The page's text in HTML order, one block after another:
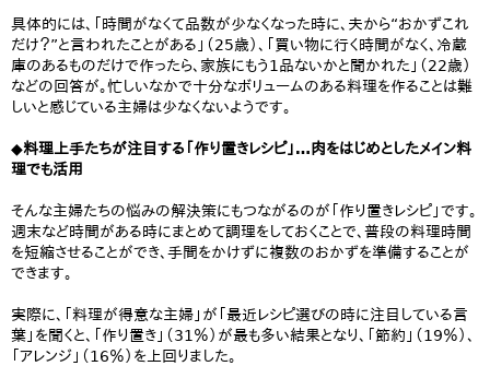
具体的には、「時間がなくて品数が少なくなった時に、夫から“おかずこれ
だけ？”と言われたことがある」（25歳）、「買い物に行く時間がなく、冷蔵
庫のあるものだけで作ったら、家族にもう1品ないかと聞かれた」（22歳）
などの回答が。忙しいなかで十分なボリュームのある料理を作ることは難
しいと感じている主婦は少なくないようです。
◆料理上手たちが注目する「作り置きレシピ」…肉をはじめとしたメイン料
理でも活用
そんな主婦たちの悩みの解決策にもつながるのが「作り置きレシピ」です。
週末など時間がある時にまとめて調理をしておくことで、普段の料理時間
を短縮させることができ、手間をかけずに複数のおかずを準備することが
できます。
実際に、「料理が得意な主婦」が「最近レシピ選びの時に注目している言
葉」を聞くと、「作り置き」（31％）が最も多い結果となり、「節約」（19％）、
「アレンジ」（16％）を上回りました。